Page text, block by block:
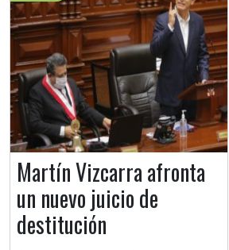
Martín Vizcarra afronta
un nuevo juicio de
destitución